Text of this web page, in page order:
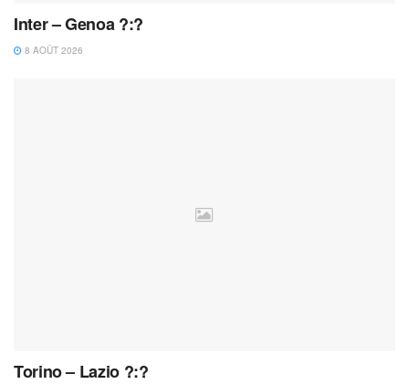
Inter – Genoa ?:?
8 AOÛT 2026
Torino – Lazio ?:?